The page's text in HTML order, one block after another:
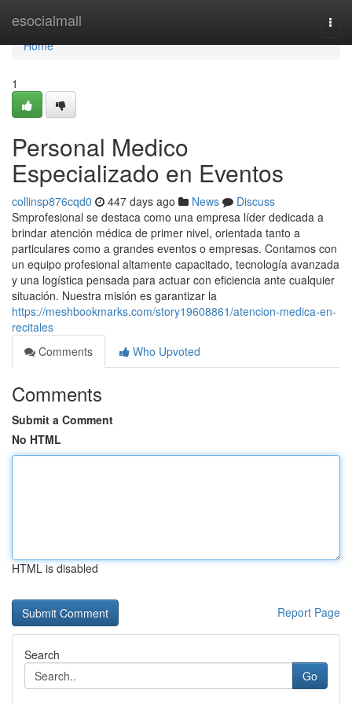
esocialmall
Home
Home
1
Personal Medico
Especializado en Eventos
collinsp876cqd0 447 days ago News
Discuss
Smprofesional se destaca como una empresa líder dedicada a
brindar atención médica de primer nivel, orientada tanto a
particulares como a grandes eventos o empresas. Contamos con
un equipo profesional altamente capacitado, tecnología avanzada
y una logística pensada para actuar con eficiencia ante cualquier
situación. Nuestra misión es garantizar la
https://meshbookmarks.com/story19608861/atencion-medica-en-
recitales
Comments
Who Upvoted
Comments
Submit a Comment
No HTML
HTML is disabled
Report Page
Search
Go